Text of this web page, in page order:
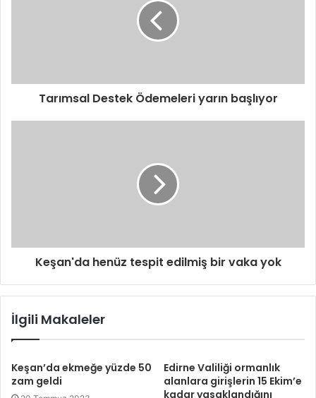
Tarımsal Destek Ödemeleri yarın başlıyor
Keşan'da henüz tespit edilmiş bir vaka yok
İlgili Makaleler
Keşan’da ekmeğe yüzde 50
zam geldi
Edirne Valiliği ormanlık
alanlara girişlerin 15 Ekim’e
kadar yasaklandığını